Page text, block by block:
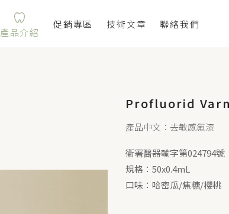
產品介紹
促銷專區 技術文章 聯絡我們
Profluorid
產品中文：去敏感氟漆
衛署醫器輸字第024794號
規格：50x0.4mL
口味：哈密瓜/焦糖/櫻桃